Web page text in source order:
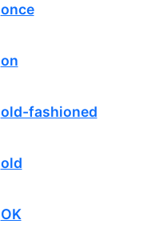
once
on
old-fashioned
old
OK